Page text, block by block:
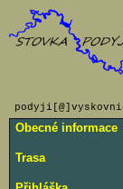
Obecné informace
Trasa